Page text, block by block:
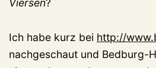
Viersen?
Ich habe kurz bei http://
nachgeschaut und Bedburg-